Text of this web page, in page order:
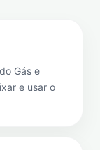
Gás e
e usar o